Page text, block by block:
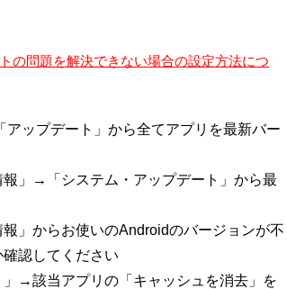
の問題を解決できない場合の設定方法につ
ップデート」から全てアプリを最新バー
」→「システム・アップデート」から最
」からお使いのAndroidのバージョンが不
認してください
→該当アプリの「キャッシュを消去」を